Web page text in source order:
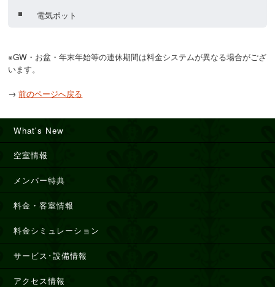
電気ポット
※GW・お盆・年末年始等の連休期間は料金システムが異なる場合がござ
います。
→ 前のページへ戻る
What's New
空室情報
メンバー特典
料金・客室情報
料金シミュレーション
サービス･設備情報
アクセス情報